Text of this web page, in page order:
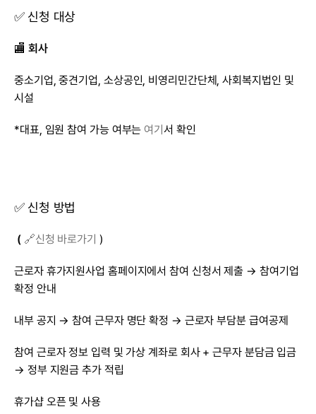
✅ 신청 대상
🏬 회사
중소기업, 중견기업, 소상공인, 비영리민간단체, 사회복지법인 및
시설
*대표, 임원 참여 가능 여부는 여기서 확인
✅ 신청 방법
( 🔗신청 바로가기 )
근로자 휴가지원사업 홈페이지에서 참여 신청서 제출 → 참여기업
확정 안내
내부 공지 → 참여 근무자 명단 확정 → 근로자 부담분 급여공제
참여 근로자 정보 입력 및 가상 계좌로 회사 + 근무자 분담금 입금
→ 정부 지원금 추가 적립
휴가샵 오픈 및 사용